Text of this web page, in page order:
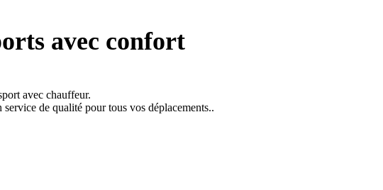
avec confort
avec chauffeur.
de qualité pour tous vos déplacements..